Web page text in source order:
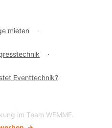
mieten ·
·
Eventtechnik?
im Team WEMME.